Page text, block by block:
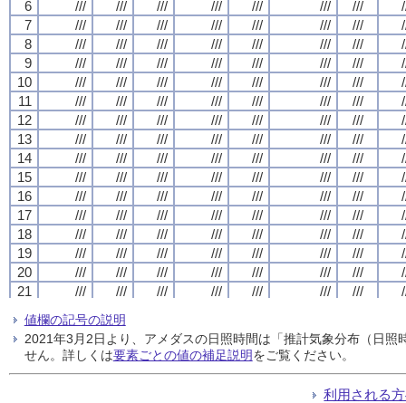
6
/// /// /// /// /// /// ///
7
/// /// /// /// /// /// ///
8
/// /// /// /// /// /// ///
9
/// /// /// /// /// /// ///
10
/// /// /// /// /// /// ///
11
/// /// /// /// /// /// ///
12
/// /// /// /// /// /// ///
13
/// /// /// /// /// /// ///
14
/// /// /// /// /// /// ///
15
/// /// /// /// /// /// ///
16
/// /// /// /// /// /// ///
17
/// /// /// /// /// /// ///
18
/// /// /// /// /// /// ///
19
/// /// /// /// /// /// ///
20
/// /// /// /// /// /// ///
21
/// /// /// /// /// /// ///
23
/// /// ///
24
/// /// /// /// /// /// ///
6
/// /// /// /// /// /// ///
7
/// /// /// /// /// /// ///
8
/// /// /// /// /// /// ///
9
/// /// /// /// /// /// ///
10
/// /// /// /// /// /// ///
11
/// /// /// /// /// /// ///
12
/// /// /// /// /// /// ///
13
/// /// /// /// /// /// ///
14
/// /// /// /// /// /// ///
15
/// /// /// /// /// /// ///
16
/// /// /// /// /// /// ///
17
/// /// /// /// /// /// ///
18
/// /// /// /// /// /// ///
19
/// /// /// /// /// /// ///
20
/// /// /// /// /// /// ///
21
/// /// /// /// /// /// ///
23
/// /// ///
24
/// /// /// /// /// /// ///
6
/// /// /// /// /// /// ///
7
/// /// /// /// /// /// ///
8
/// /// /// /// /// /// ///
9
/// /// /// /// /// /// ///
10
/// /// /// /// /// /// ///
11
/// /// /// /// /// /// ///
12
/// /// /// /// /// /// ///
13
/// /// /// /// /// /// ///
14
/// /// /// /// /// /// ///
15
/// /// /// /// /// /// ///
16
/// /// /// /// /// /// ///
17
/// /// /// /// /// /// ///
18
/// /// /// /// /// /// ///
19
/// /// /// /// /// /// ///
20
/// /// /// /// /// /// ///
21
/// /// /// /// /// /// ///
23
/// /// ///
24
/// /// /// /// /// /// ///
6
/// /// /// /// /// /// ///
7
/// /// /// /// /// /// ///
8
/// /// /// /// /// /// ///
9
/// /// /// /// /// /// ///
10
/// /// /// /// /// /// ///
11
/// /// /// /// /// /// ///
12
/// /// /// /// /// /// ///
13
/// /// /// /// /// /// ///
14
/// /// /// /// /// /// ///
15
/// /// /// /// /// /// ///
16
/// /// /// /// /// /// ///
17
/// /// /// /// /// /// ///
18
/// /// /// /// /// /// ///
19
/// /// /// /// /// /// ///
20
/// /// /// /// /// /// ///
21
/// /// /// /// /// /// ///
23
/// /// ///
24
/// /// /// /// /// /// ///
値欄の記号の説明
2021年3月2日より、アメダスの日照時間は「推計気象分布（日
せん。詳しくは要素ごとの値の補足説明をご覧ください。
利用される